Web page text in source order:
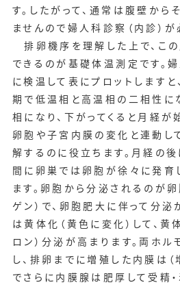
す。したがって、通常は腹壁か
ませんので婦人科診察（内診）が
排卵機序を理解した上で、こ
できるのが基礎体温測定です。
に検温して表にプロットします
期で低温相と高温相の二相性に
相になり、下がってくると月経が
卵胞や子宮内膜の変化と連動し
解するのに役立ちます。月経の
間に卵巣では卵胞が徐々に発育
ます。卵胞から分泌されるのが
ゲン）で、卵胞肥大に伴って分泌
は黄体化（黄色に変化）して、黄
ロン）分泌が高まります。両ホ
し、排卵までに増殖した内膜は（
でさらに内膜腺は肥厚して受精